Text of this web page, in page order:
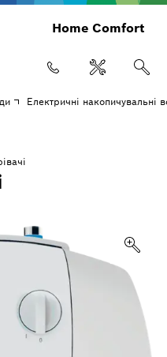
Home Comfort
Електричні накопичувальні